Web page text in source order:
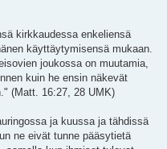
kirkkaudessa enkeliensä
käyttäytymisensä mukaan.
joukossa on muutamia,
kuin he ensin näkevät
(Matt. 16:27, 28 UMK)
ja kuussa ja tähdissä
ne eivät tunne pääsytietä